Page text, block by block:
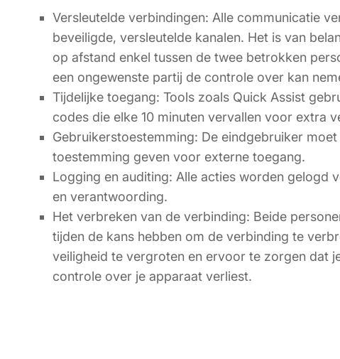
Versleutelde verbindingen: Alle communicatie
beveiligde, versleutelde kanalen. Het is van
op afstand enkel tussen de twee betrokken
een ongewenste partij de controle over kan
Tijdelijke toegang: Tools zoals Quick Assist
codes die elke 10 minuten vervallen voor extra
Gebruikerstoestemming: De eindgebruiker
toestemming geven voor externe toegang.
Logging en auditing: Alle acties worden gelogd
en verantwoording.
Het verbreken van de verbinding: Beide
tijden de kans hebben om de verbinding te
veiligheid te vergroten en ervoor te zorgen dat
controle over je apparaat verliest.